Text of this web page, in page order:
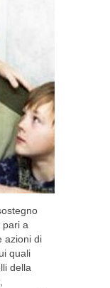
pari a
azioni di
quali
della